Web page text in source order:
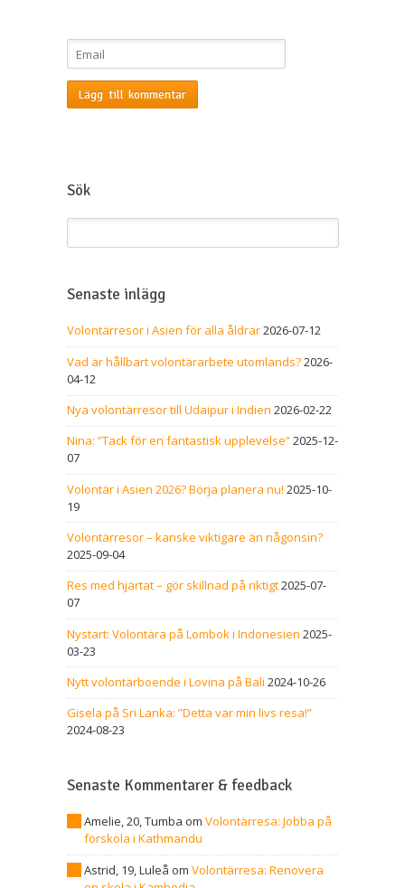
Sök
Senaste inlägg
Volontärresor i Asien för alla åldrar2026-07-12
Vad är hållbart volontärarbete utomlands?2026-
04-12
Nya volontärresor till Udaipur i Indien 2026-02-22
Nina: ”Tack för en fantastisk upplevelse”2025-12-
07
Volontär i Asien 2026? Börja planera nu! 2025-10-
19
Volontärresor – kanske viktigare än någonsin?
2025-09-04
Res med hjärtat – gör skillnad på riktigt2025-07-
07
Nystart: Volontära på Lombok i Indonesien 2025-
03-23
Nytt volontärboende i Lovina på Bali 2024-10-26
Gisela på Sri Lanka: ”Detta var min livs resa!”
2024-08-23
Senaste Kommentarer & feedback
Amelie, 20, Tumba om Volontärresa: Jobba på
förskola i Kathmandu
Astrid, 19, Luleå om Volontärresa: Renovera